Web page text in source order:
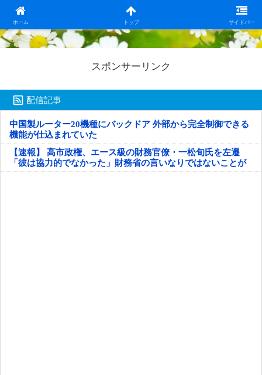
ホーム トップ サイドバー
日本第一！ニュース録
スポンサーリンク
配信記事
中国製ルーター20機種にバックドア 外部から完全制御できる
機能が仕込まれていた
【速報】 高市政権、エース級の財務官僚・一松旬氏を左遷
「彼は協力的でなかった」財務省の言いなりではないことが
判明